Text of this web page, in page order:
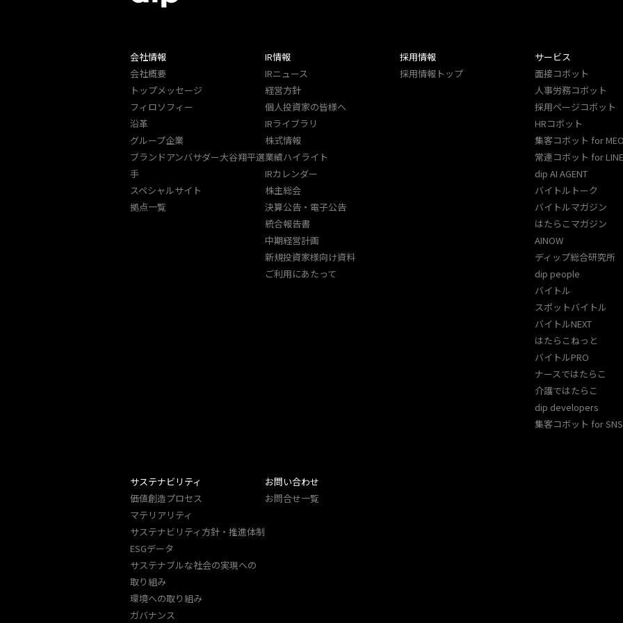
会社情報
会社概要
トップメッセージ
フィロソフィー
沿革
グループ企業
ブランドアンバサダー大谷翔平選
手
スペシャルサイト
拠点一覧
IR情報
IRニュース
経営方針
個人投資家の皆様へ
IRライブラリ
株式情報
業績ハイライト
IRカレンダー
株主総会
決算公告・電子公告
統合報告書
中期経営計画
新規投資家様向け資料
ご利用にあたって
採用情報
採用情報トップ
サービス
面接コボット
人事労務コボット​
採用ページコボット​
HRコボット
集客コボット for MEO
常連コボット for LINE​
dip AI AGENT
バイトルトーク
バイトルマガジン
はたらこマガジン
AINOW
ディップ総合研究所
dip people
バイトル
スポットバイトル
バイトルNEXT
はたらこねっと
バイトルPRO
ナースではたらこ
介護ではたらこ
dip developers
集客コボット for
サステナビリティ
価値創造プロセス
マテリアリティ
サステナビリティ方針・推進体制
ESGデータ
サステナブルな社会の実現への
取り組み
環境への取り組み
ガバナンス
お問い合わせ
お問合せ一覧